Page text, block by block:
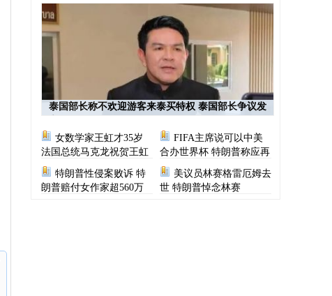
泰国部长称不欢迎游客来泰买特权 泰国部长争议发
女数学家王虹才35岁
法国总统马克龙祝贺王虹
FIFA主席说可以中美
合办世界杯 特朗普称应再
次选择美国办世界杯
特朗普性侵案败诉 特
朗普赔付女作家超560万
美议员林赛格雷厄姆去
世 特朗普悼念林赛